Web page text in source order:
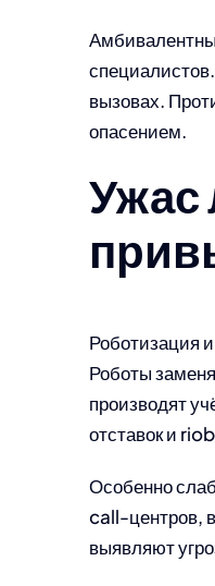
вызовах.
опасением.
Ужас
Роботизация
Роботы
производят
отставок и
Особенно
call-центров,
выявляют